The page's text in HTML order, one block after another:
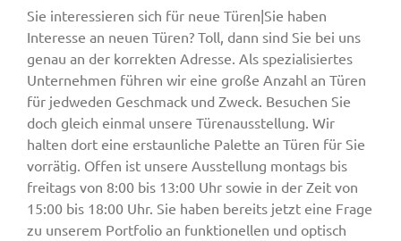
Team
Jobs
Kontakt
Sie interessieren sich für neue Türen|Sie haben
Interesse an neuen Türen? Toll, dann sind Sie bei uns
genau an der korrekten Adresse. Als spezialisiertes
Unternehmen führen wir eine große Anzahl an Türen
für jedweden Geschmack und Zweck. Besuchen Sie
doch gleich einmal unsere Türenausstellung. Wir
halten dort eine erstaunliche Palette an Türen für Sie
vorrätig. Offen ist unsere Ausstellung montags bis
freitags von 8:00 bis 13:00 Uhr sowie in der Zeit von
15:00 bis 18:00 Uhr. Sie haben bereits jetzt eine Frage
zu unserem Portfolio an funktionellen und optisch